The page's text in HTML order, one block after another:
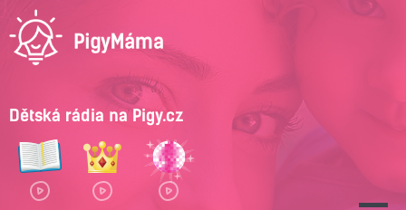
Dětská rádia na Pigy.cz